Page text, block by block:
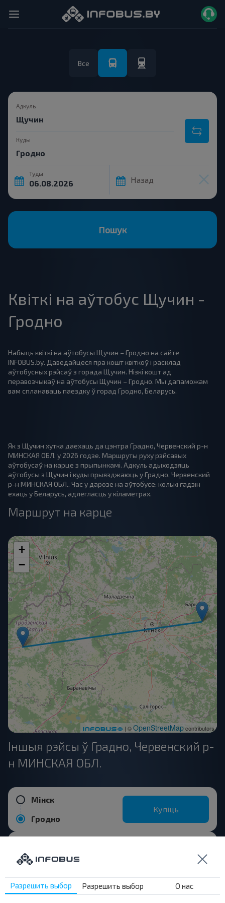
Все
Адкуль
Куды
Туды
Назад
Пошук
Квіткі на аўтобус Щучин -
Гродно
Набыць квіткі на аўтобусы Щучин – Гродно на сайте
INFOBUS.by. Даведайцеся пра кошт квіткоў і расклад
аўтобусных рэйсаў з горада Щучин. Нізкі кошт ад
перавозчыкаў на аўтобусы Щучин – Гродно. Мы дапаможам
вам спланаваць паездку ў горад Гродно, Беларусь.
Як з Щучин хутка даехаць да цэнтра Градно, Червенский р-н
МИНСКАЯ ОБЛ. у 2026 годзе. Маршруты руху рэйсавых
аўтобусаў на карце з прыпынкамі. Адкуль адыходзяць
аўтобусы з Щучин і куды прыязджаюць у Градно, Червенский
р-н МИНСКАЯ ОБЛ.. Час у дарозе на аўтобусе: колькі гадзін
ехаць у Беларусь, адлегласць у кіламетрах.
Маршрут на карце
+
−
| ©OpenStreetMapcontributors
Іншыя рэйсы ў Градно, Червенский р-
н МИНСКАЯ ОБЛ.
Мінск
Гродно
Купіць
Гродно
Симоны, Нарочский с/с Мядельский р-н МИНСКАЯ ОБЛ.
Разрешить выбор Разрешить выбор О нас